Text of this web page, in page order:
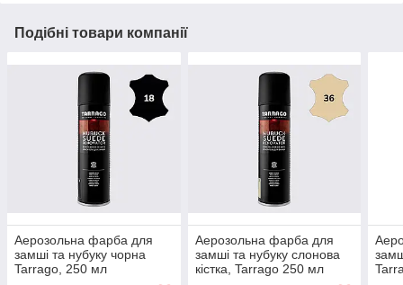
Подібні товари компанії
Аерозольна фарба для
замші та нубуку чорна
Tarrago, 250 мл
Аерозольна фарба для
замші та нубуку слонова
кістка, Tarrago 250 мл